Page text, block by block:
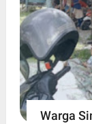
Warga